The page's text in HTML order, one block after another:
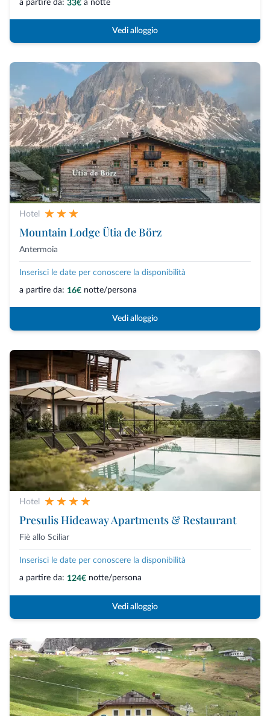
a partire da: 33€ a notte
Vedi alloggio
Hotel
Mountain Lodge Ütia de Börz
Antermoia
Inserisci le date per conoscere la disponibilità
a partire da: 16€ notte/persona
Vedi alloggio
Hotel
Presulis Hideaway Apartments & Restaurant
Fiè allo Sciliar
Inserisci le date per conoscere la disponibilità
a partire da: 124€ notte/persona
Vedi alloggio